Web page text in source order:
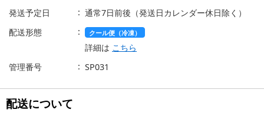
発送予定日
通常7日前後（発送日カレンダー休日除く）
配送形態
クール便（冷凍）
詳細は こちら
管理番号
SP031
配送について